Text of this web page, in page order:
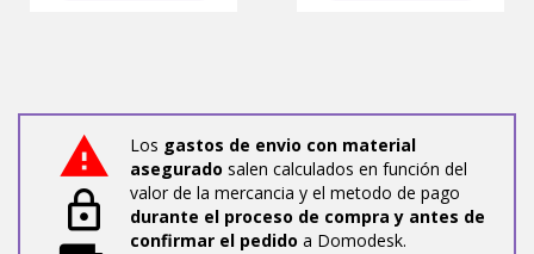
Los gastos de envio con material
asegurado salen calculados en función del
valor de la mercancia y el metodo de pago
durante el proceso de compra y antes de
confirmar el pedido a Domodesk.